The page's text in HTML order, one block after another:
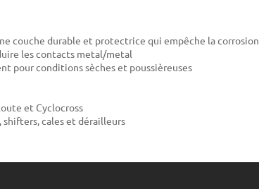
couche durable et protectrice qui empêche la corrosion
les contacts metal/metal
pour conditions sèches et poussièreuses
et Cyclocross
cales et dérailleurs